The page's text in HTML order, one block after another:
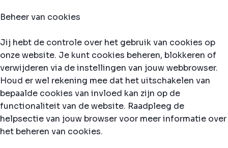
Beheer van cookies
Jij hebt de controle over het gebruik van cookies op
onze website. Je kunt cookies beheren, blokkeren of
verwijderen via de instellingen van jouw webbrowser.
Houd er wel rekening mee dat het uitschakelen van
bepaalde cookies van invloed kan zijn op de
functionaliteit van de website. Raadpleeg de
helpsectie van jouw browser voor meer informatie over
het beheren van cookies.